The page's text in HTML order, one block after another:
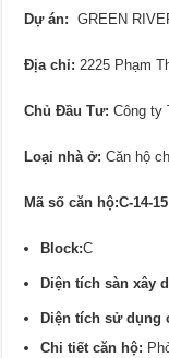
Dự án: GREEN
Địa chỉ: 2225 Phạm
Chủ Đầu Tư: Công ty
Loại nhà ở: Căn hộ
Mã số căn hộ:C-14-15
Block:
Diện tích sàn xây
Diện tích sử dụng
Chi tiết căn hộ: